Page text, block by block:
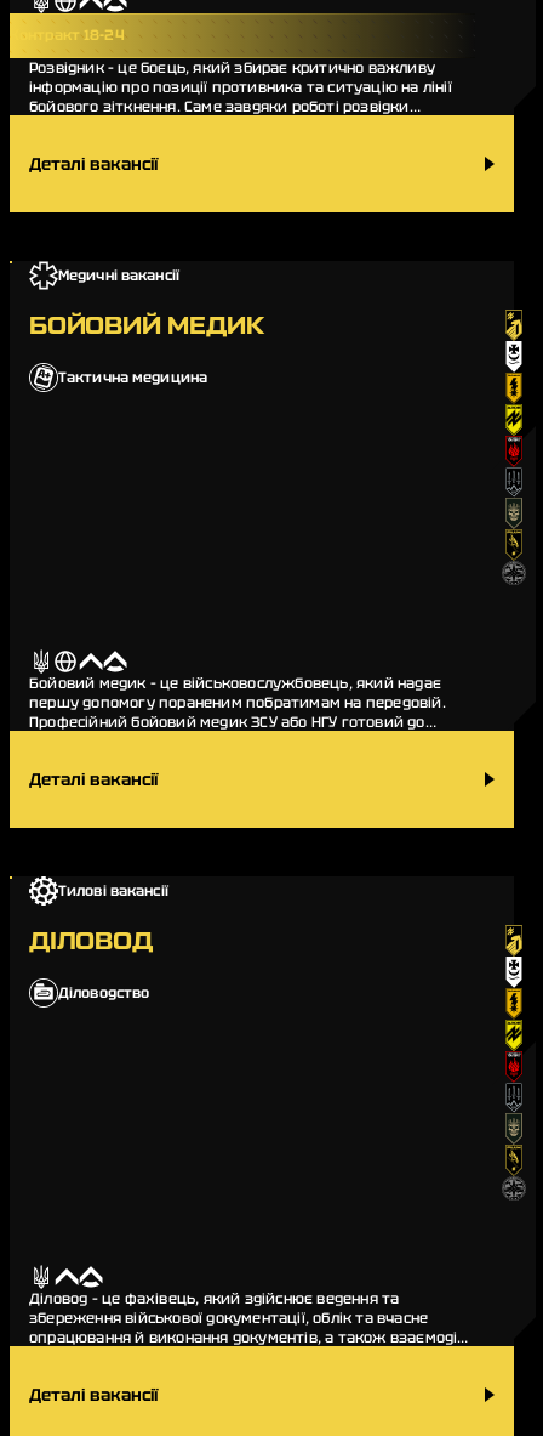
Контракт 18-24
Розвідник – це боєць, який збирає критично важливу
інформацію про позиції противника та ситуацію на лінії
бойового зіткнення. Саме завдяки роботі розвідки
Деталі вакансії
Медичні вакансії
БОЙОВИЙ МЕДИК
Тактична медицина
Бойовий медик – це військовослужбовець, який надає
першу допомогу пораненим побратимам на передовій.
Професійний бойовий медик ЗСУ або НГУ готовий до
Деталі вакансії
Тилові вакансії
ДІЛОВОД
Діловодство
Діловод – це фахівець, який здійснює ведення та
збереження військової документації, облік та вчасне
опрацювання й виконання документів, а також взаємодіє
Деталі вакансії